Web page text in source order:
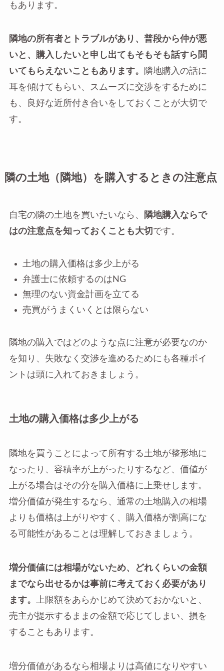
もあります。
隣地の所有者とトラブルがあり、普段から仲が悪
いと、購入したいと申し出てもそもそも話すら聞
いてもらえないこともあります。
隣地購入の話に
耳を傾けてもらい、スムーズに交渉をするために
も、良好な近所付き合いをしておくことが大切で
す。
隣の土地（隣地）を購入するときの注意点
自宅の隣の土地を買いたいなら、
隣地購入ならで
はの注意点を知っておくことも大切 です。
土地の購入価格は多少上がる
弁護士に依頼するのはNG
無理のない資金計画を立てる
売買がうまくいくとは限らない
隣地の購入ではどのような点に注意が必要なのか
を知り、失敗なく交渉を進めるためにも各種ポイ
ントは頭に入れておきましょう。
土地の購入価格は多少上がる
隣地を買うことによって所有する土地が整形地に
なったり、容積率が上がったりするなど、価値が
上がる場合はその分を購入価格に上乗せします。
増分価値が発生するなら、通常の土地購入の相場
よりも価格は上がりやすく、購入価格が割高にな
る可能性があることは理解しておきましょう。
増分価値には相場がないため、どれくらいの金額
までなら出せるかは事前に考えておく必要があり
ます。
上限額をあらかじめて決めておかないと、
売主が提示するままの金額で応じてしまい、損を
することもあります。
増分価値があるなら相場よりは高値になりやすい